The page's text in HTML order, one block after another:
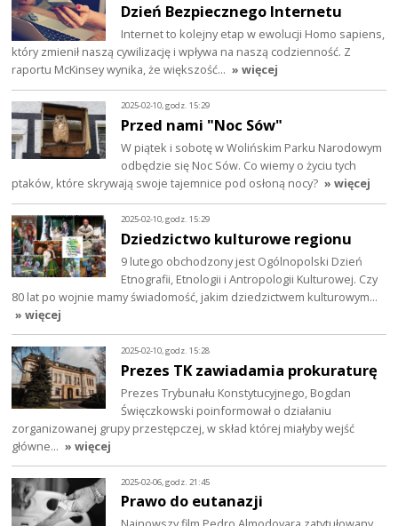
Dzień Bezpiecznego Internetu
Internet to kolejny etap w ewolucji Homo sapiens,
który zmienił naszą cywilizację i wpływa na naszą codzienność. Z
raportu McKinsey wynika, że większość… » więcej
2025-02-10, godz. 15:29
Przed nami "Noc Sów"
W piątek i sobotę w Wolińskim Parku Narodowym
odbędzie się Noc Sów. Co wiemy o życiu tych
ptaków, które skrywają swoje tajemnice pod osłoną nocy? » więcej
2025-02-10, godz. 15:29
Dziedzictwo kulturowe regionu
9 lutego obchodzony jest Ogólnopolski Dzień
Etnografii, Etnologii i Antropologii Kulturowej. Czy
80 lat po wojnie mamy świadomość, jakim dziedzictwem kulturowym…
» więcej
2025-02-10, godz. 15:28
Prezes TK zawiadamia prokuraturę
Prezes Trybunału Konstytucyjnego, Bogdan
Święczkowski poinformował o działaniu
zorganizowanej grupy przestępczej, w skład której miałyby wejść
główne… » więcej
2025-02-06, godz. 21:45
Prawo do eutanazji